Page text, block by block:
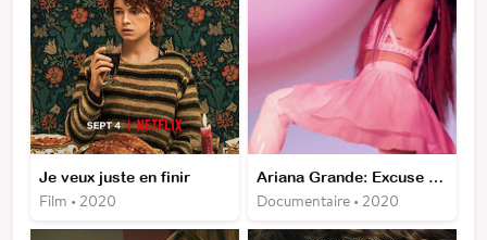
Je veux juste en finir
Film • 2020
Ariana Grande: Excuse Me I Love You
Documentaire • 2020